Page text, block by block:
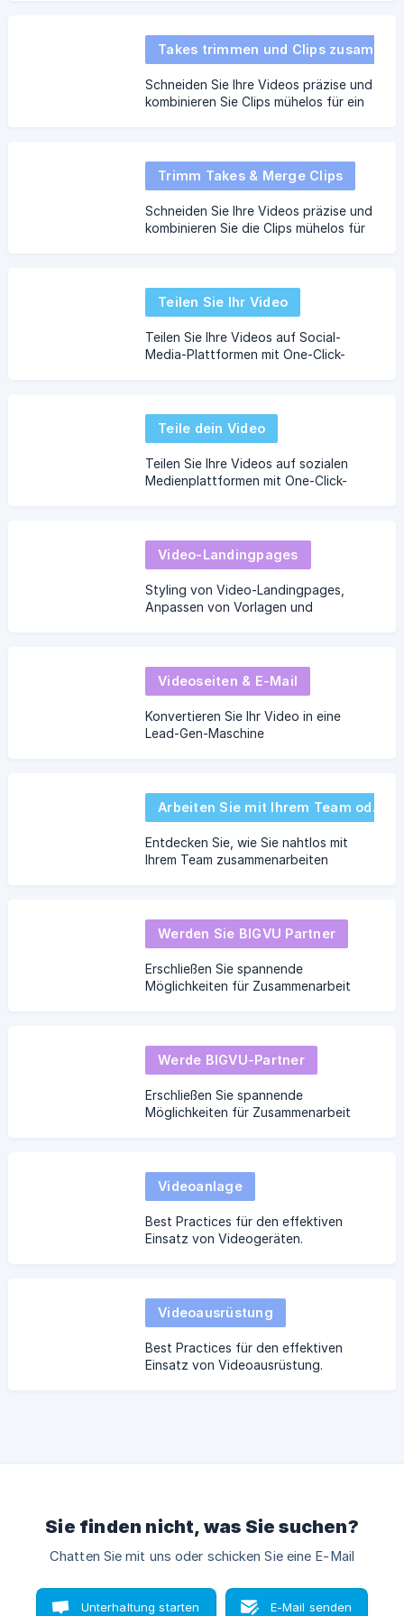
Schneiden Sie Ihre Videos präzise und
kombinieren Sie Clips mühelos für ein
Trimm Takes & Merge Clips
Schneiden Sie Ihre Videos präzise und
kombinieren Sie die Clips mühelos für
Teilen Sie Ihr Video
Teilen Sie Ihre Videos auf Social-
Media-Plattformen mit One-Click-
Teile dein Video
Teilen Sie Ihre Videos auf sozialen
Medienplattformen mit One-Click-
Video-Landingpages
Styling von Video-Landingpages,
Anpassen von Vorlagen und
Videoseiten & E-Mail
Konvertieren Sie Ihr Video in eine
Lead-Gen-Maschine
Arbeiten Sie mit Ihrem Team oder Ihren Gästen zusammen
Entdecken Sie, wie Sie nahtlos mit
Ihrem Team zusammenarbeiten
Werden Sie BIGVU Partner
Erschließen Sie spannende
Möglichkeiten für Zusammenarbeit
Werde BIGVU-Partner
Erschließen Sie spannende
Möglichkeiten für Zusammenarbeit
Videoanlage
Best Practices für den effektiven
Einsatz von Videogeräten.
Videoausrüstung
Best Practices für den effektiven
Einsatz von Videoausrüstung.
Sie finden nicht, was Sie suchen?
Chatten Sie mit uns oder schicken Sie eine E-Mail
Unterhaltung starten E-Mail senden